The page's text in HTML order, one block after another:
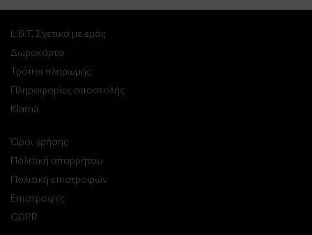
L.B.T. Σχετικά με εμάς
Δωροκάρτα
Τρόποι πληρωμής
Πληροφορίες αποστολής
Klarna
Όροι χρήσης
Πολιτική απορρήτου
Πολιτική επιστροφών
Επιστροφές
GDPR